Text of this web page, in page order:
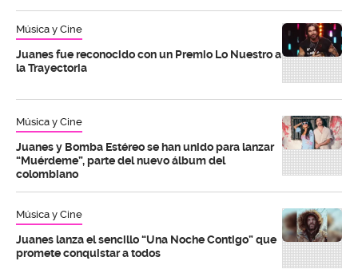
Música y Cine
Juanes fue reconocido con un Premio Lo Nuestro a
la Trayectoria
Música y Cine
Juanes y Bomba Estéreo se han unido para lanzar
“Muérdeme”, parte del nuevo álbum del
colombiano
Música y Cine
Juanes lanza el sencillo “Una Noche Contigo” que
promete conquistar a todos